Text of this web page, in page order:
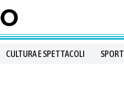
CULTURA E SPETTACOLI SPORT